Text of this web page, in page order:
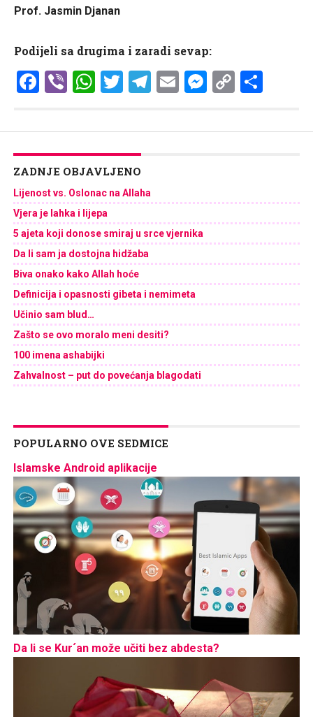
Prof. Jasmin Djanan
Podijeli sa drugima i zaradi sevap:
Facebook
ViberWhatsApp
Twitter
Telegram
EmailCopy
ZADNJE OBJAVLJENO
Lijenost vs. Oslonac na Allaha
Vjera je lahka i lijepa
5 ajeta koji donose smiraj u srce vjernika
Da li sam ja dostojna hidžaba
Biva onako kako Allah hoće
Definicija i opasnosti gibeta i nemimeta
Učinio sam blud…
Zašto se ovo moralo meni desiti?
100 imena ashabijki
Zahvalnost – put do povećanja blagodati
POPULARNO OVE SEDMICE
Islamske Android aplikacije
Da li se Kur´an može učiti bez abdesta?